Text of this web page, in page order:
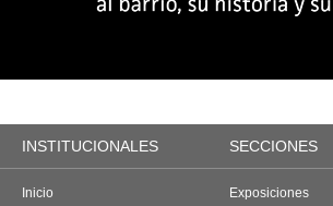
INSTITUCIONALES SECCIONES
Inicio
Exposiciones